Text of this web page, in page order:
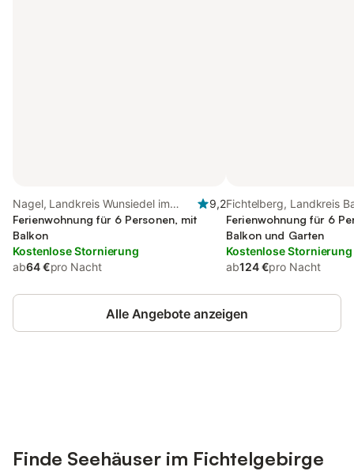
Nagel, Landkreis Wunsiedel im
Fichtelgebirge
9,2
Ferienwohnung für 6 Personen, mit
Balkon
Kostenlose Stornierung
ab64 €pro Nacht
Fichtelberg, Landkreis
Ferienwohnung für 6
Balkon und Garten
Kostenlose Stornierung
ab124 €pro Nacht
Alle Angebote anzeigen
Finde Seehäuser im Fichtelgebirge